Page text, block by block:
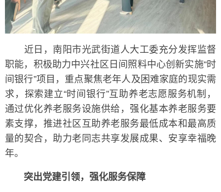
近日，南阳市光武街道人大工委充分发挥监督
职能，积极助力中兴社区日间照料中心创新实施“时
间银行”项目，重点聚焦老年人及困难家庭的现实需
求，探索建立“时间银行”互助养老志愿服务机制，
通过优化养老服务设施供给，强化基本养老服务要
素支撑，推进社区互助养老服务最低成本和最高质
量的契合，助力老同志共享发展成果、安享幸福晚
年。
突出党建引领，强化服务保障